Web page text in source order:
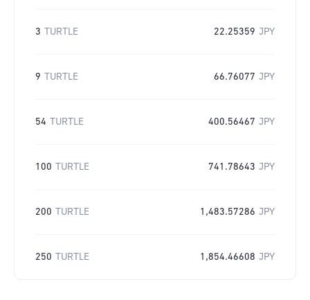
3 TURTLE 22.25359 JPY
9 TURTLE 66.76077 JPY
54 TURTLE 400.56467 JPY
100 TURTLE 741.78643 JPY
200 TURTLE 1,483.57286 JPY
250 TURTLE 1,854.46608 JPY